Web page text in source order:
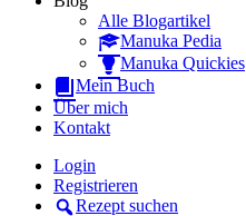
Alle Blogartikel
Manuka Pedia
Manuka Quickies
Mein Buch
Über mich
Kontakt
Login
Registrieren
Rezept suchen